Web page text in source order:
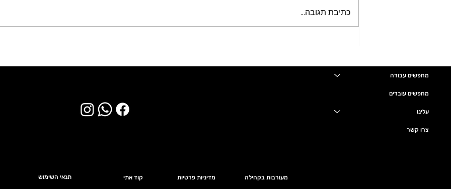
כתיבת תגובה...
מחפשים עבודה
מחפשים עובדים
עלינו
צרו קשר
תנאי השימוש קוד אתי מדיניות פרטיות מעורבות בקהילה